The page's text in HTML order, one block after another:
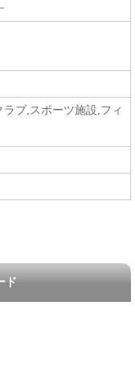
ブ,スポーツ施設,フィ
ド